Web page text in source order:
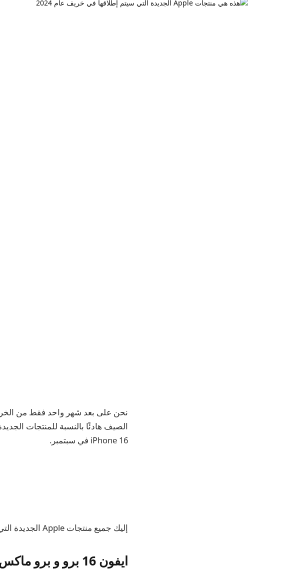
iPhone 16 في سبتمبر.
إليك جميع منتجات Apple الجديدة التي سيتم إطلاقها هذا الخريف.
ايفون 16 برو و برو ماكس